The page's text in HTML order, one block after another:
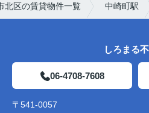
北区の賃貸物件一覧 中崎町駅
しろまる
06-4708-7608
〒541-0057